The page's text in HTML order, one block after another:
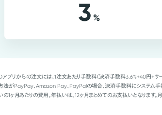
3 %
アプリからの注文には、1注文あたり手数料（決済手数料3.6%+40円+サ
法がPayPay、Amazon Pay、PayPalの場合、決済手数料にシステム手
1ヶ月あたりの費用。年払いは、12ヶ月まとめてのお支払いとなります。